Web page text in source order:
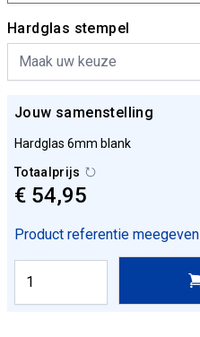
Hardglas stempel
Jouw samenstelling
Hardglas 6mm blank
Totaalprijs
€ 54,95
Product referentie meegeven